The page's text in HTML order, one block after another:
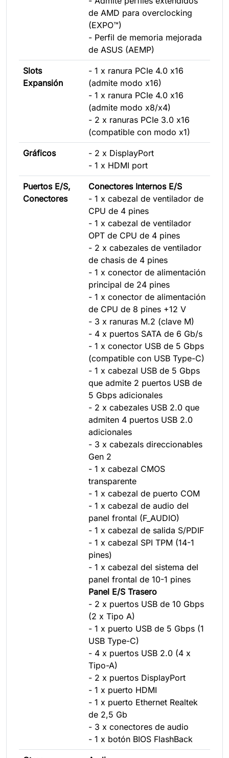
de AMD para overclocking
(EXPO™)
- Perfil de memoria mejorada
de ASUS (AEMP)
Slots
Expansión
- 1 x ranura PCIe 4.0 x16
(admite modo x16)
- 1 x ranura PCIe 4.0 x16
(admite modo x8/x4)
- 2 x ranuras PCIe 3.0 x16
(compatible con modo x1)
Gráficos
- 2 x DisplayPort
- 1 x HDMI port
Puertos E/S,
Conectores
Conectores Internos E/S
- 1 x cabezal de ventilador de
CPU de 4 pines
- 1 x cabezal de ventilador
OPT de CPU de 4 pines
- 2 x cabezales de ventilador
de chasis de 4 pines
- 1 x conector de alimentación
principal de 24 pines
- 1 x conector de alimentación
de CPU de 8 pines +12 V
- 3 x ranuras M.2 (clave M)
- 4 x puertos SATA de 6 Gb/s
- 1 x conector USB de 5 Gbps
(compatible con USB Type-C)
- 1 x cabezal USB de 5 Gbps
que admite 2 puertos USB de
5 Gbps adicionales
- 2 x cabezales USB 2.0 que
admiten 4 puertos USB 2.0
adicionales
- 3 x cabezals direccionables
Gen 2
- 1 x cabezal CMOS
transparente
- 1 x cabezal de puerto COM
- 1 x cabezal de audio del
panel frontal (F_AUDIO)
- 1 x cabezal de salida S/PDIF
- 1 x cabezal SPI TPM (14-1
pines)
- 1 x cabezal del sistema del
panel frontal de 10-1 pines
Panel E/S Trasero
- 2 x puertos USB de 10 Gbps
(2 x Tipo A)
- 1 x puerto USB de 5 Gbps (1
USB Type-C)
- 4 x puertos USB 2.0 (4 x
Tipo-A)
- 2 x puertos DisplayPort
- 1 x puerto HDMI
- 1 x puerto Ethernet Realtek
de 2,5 Gb
- 3 x conectores de audio
- 1 x botón BIOS FlashBack